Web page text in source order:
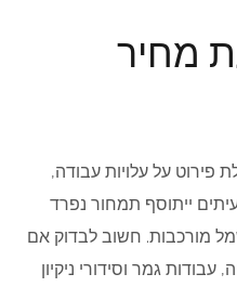
מחיר
פירוט על עלויות עבודה,
ייתוסף תמחור נפרד
מורכבות. חשוב לבדוק אם
גמר וסידורי ניקיון